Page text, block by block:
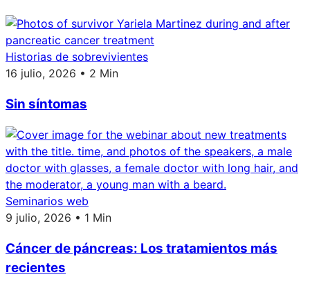
Historias de sobrevivientes
16 julio, 2026 • 2 Min
Sin síntomas
Seminarios web
9 julio, 2026 • 1 Min
Cáncer de páncreas: Los tratamientos más
recientes